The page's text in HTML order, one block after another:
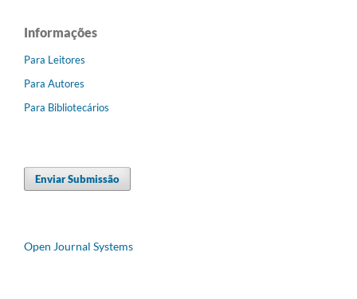
Informações
Para Leitores
Para Autores
Para Bibliotecários
Enviar Submissão
Open Journal Systems